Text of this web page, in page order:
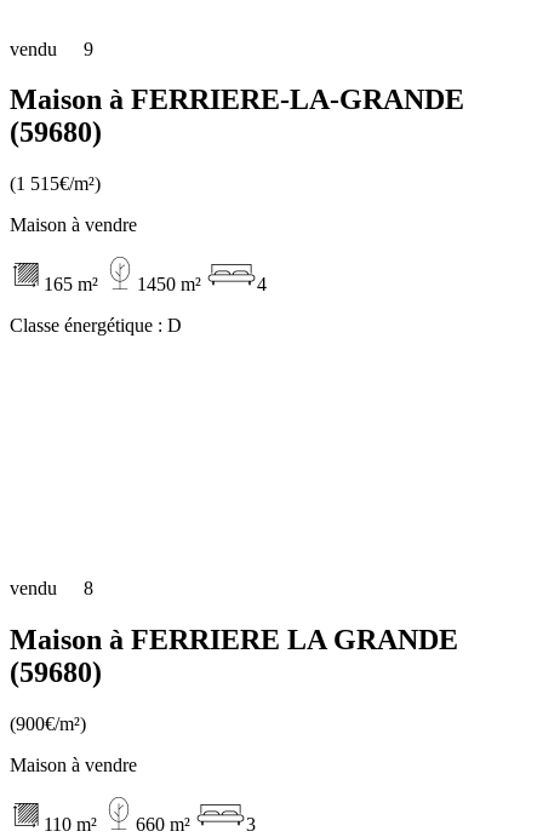
vendu 9
Maison à FERRIERE-LA-GRANDE
(59680)
(1 515€/m²)
Maison à vendre
165 m² 1450 m²
4
Classe énergétique : D
vendu 8
Maison à FERRIERE LA GRANDE
(59680)
(900€/m²)
Maison à vendre
110 m² 660 m²
3